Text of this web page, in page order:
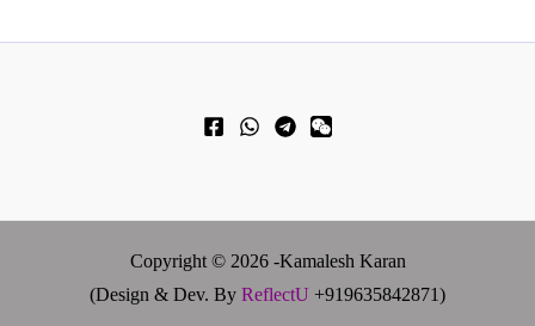
Copyright © 2026 -Kamalesh Karan
(Design & Dev. By ReflectU +919635842871)